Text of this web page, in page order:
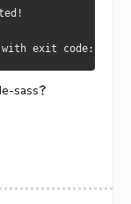
exit code: 1
sass？